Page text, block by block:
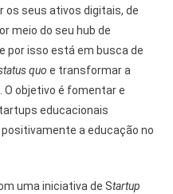
os seus ativos digitais, de
meio do seu hub de
por isso está em busca de
quo e transformar a
O objetivo é fomentar e
educacionais
a educação no
uma iniciativa de Startup